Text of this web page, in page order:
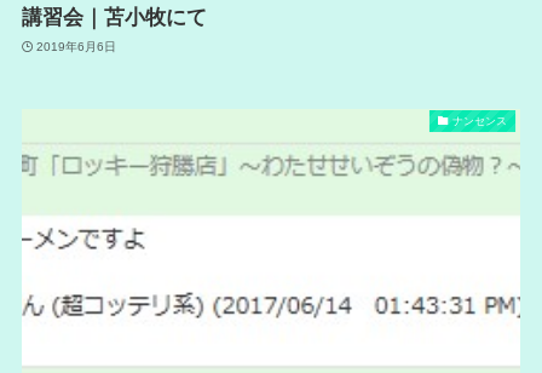
講習会｜苫小牧にて
2019年6月6日
ナンセンス